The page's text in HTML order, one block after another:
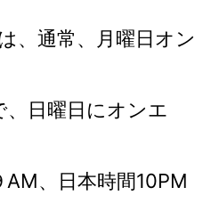
、通常、月曜日オン
日曜日にオンエ
、日本時間10PM